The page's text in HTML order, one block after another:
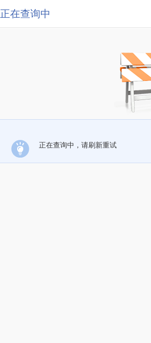
正在查询中
正在查询中，请刷新重试